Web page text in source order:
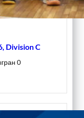
Division C
0